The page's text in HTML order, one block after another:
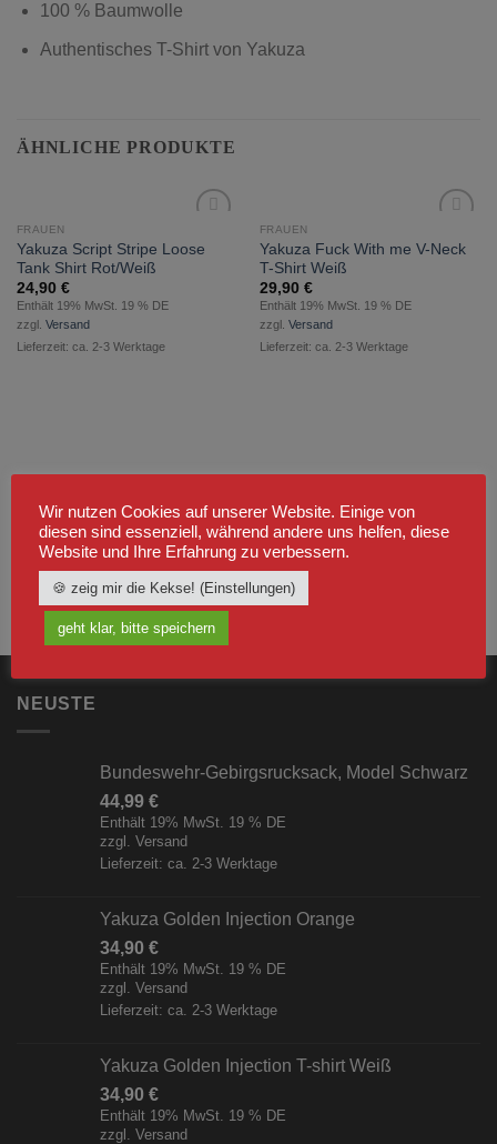
100 % Baumwolle
Authentisches T-Shirt von Yakuza
ÄHNLICHE PRODUKTE
Wunschliste
FRAUEN
Yakuza Script Stripe Loose
Tank Shirt Rot/Weiß
24,90 €
Enthält 19% MwSt. 19 % DE
zzgl. Versand
Lieferzeit: ca. 2-3 Werktage
Wunschliste
FRAUEN
Yakuza Fuck With me V-Neck
T-Shirt Weiß
29,90 €
Enthält 19% MwSt. 19 % DE
zzgl. Versand
Lieferzeit: ca. 2-3 Werktage
NEUSTE
Bundeswehr-Gebirgsrucksack, Model Schwarz
44,99 €
Enthält 19% MwSt. 19 % DE
zzgl. Versand
Lieferzeit: ca. 2-3 Werktage
Yakuza Golden Injection Orange
34,90 €
Enthält 19% MwSt. 19 % DE
zzgl. Versand
Lieferzeit: ca. 2-3 Werktage
Yakuza Golden Injection T-shirt Weiß
34,90 €
Enthält 19% MwSt. 19 % DE
zzgl. Versand
Wir nutzen Cookies auf unserer Website. Einige von
diesen sind essenziell, während andere uns helfen, diese
Website und Ihre Erfahrung zu verbessern.
🍪 zeig mir die Kekse! (Einstellungen)
geht klar, bitte speichern